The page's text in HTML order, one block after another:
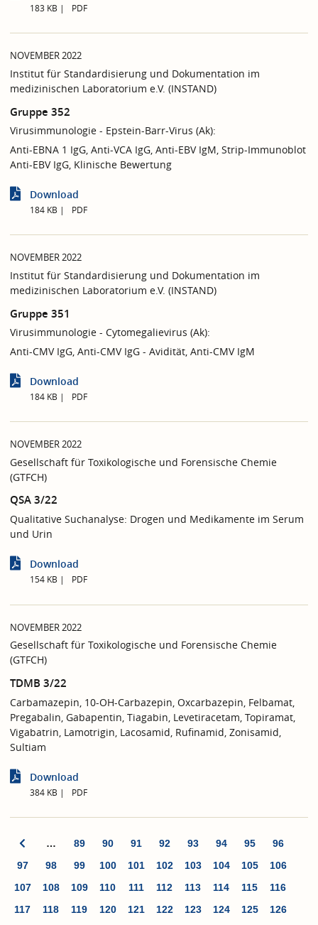
183 KB PDF
NOVEMBER 2022
Institut für Standardisierung und Dokumentation im
medizinischen Laboratorium e.V. (INSTAND)
Gruppe 352
Virusimmunologie - Epstein-Barr-Virus (Ak):
Anti-EBNA 1 IgG, Anti-VCA IgG, Anti-EBV IgM, Strip-Immunoblot
Anti-EBV IgG, Klinische Bewertung
Download
184 KB PDF
NOVEMBER 2022
Institut für Standardisierung und Dokumentation im
medizinischen Laboratorium e.V. (INSTAND)
Gruppe 351
Virusimmunologie - Cytomegalievirus (Ak):
Anti-CMV IgG, Anti-CMV IgG - Avidität, Anti-CMV IgM
Download
184 KB PDF
NOVEMBER 2022
Gesellschaft für Toxikologische und Forensische Chemie
(GTFCH)
QSA 3/22
Qualitative Suchanalyse: Drogen und Medikamente im Serum
und Urin
Download
154 KB PDF
NOVEMBER 2022
Gesellschaft für Toxikologische und Forensische Chemie
(GTFCH)
TDMB 3/22
Carbamazepin, 10-OH-Carbazepin, Oxcarbazepin, Felbamat,
Pregabalin, Gabapentin, Tiagabin, Levetiracetam, Topiramat,
Vigabatrin, Lamotrigin, Lacosamid, Rufinamid, Zonisamid,
Sultiam
Download
384 KB PDF
… 89 90 91 92 93 94 95
96
97
98 99 100 101 102 103 104 105
106
107
108 109 110 111 112 113 114 115
116
117
118 119 120 121 122 123 124 125
126